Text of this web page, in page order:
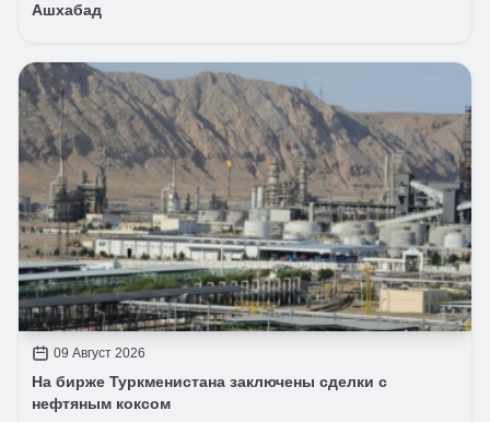
Ашхабад
09 Август 2026
На бирже Туркменистана заключены сделки с
нефтяным коксом